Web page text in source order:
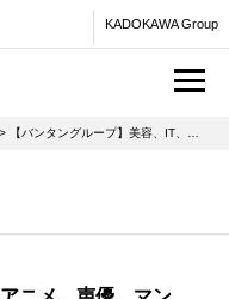
KADOKAWA Group
> 【バンタングループ】美容、IT、アニメ、声優、マンガ、ゲームの領域で大卒資格が得られる 「大学部」2024年4月から開校